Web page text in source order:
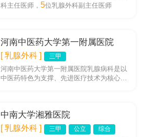
科主任医师，5位乳腺外科副主任医师
河南中医药大学第一附属医院
[ 乳腺外科 ] 三甲
河南中医药大学第一附属医院乳腺病科是以
中医药特色为支撑、先进医疗技术为核心发
中南大学湘雅医院
[ 乳腺外科 ] 三甲 公立 综合